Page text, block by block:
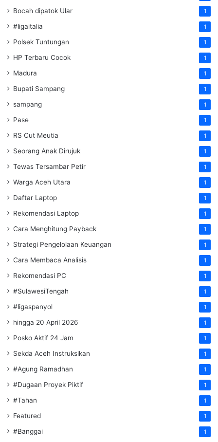
Bocah dipatok Ular 1
#ligaitalia 1
Polsek Tuntungan 1
HP Terbaru Cocok 1
Madura 1
Bupati Sampang 1
sampang 1
Pase 1
RS Cut Meutia 1
Seorang Anak Dirujuk 1
Tewas Tersambar Petir 1
Warga Aceh Utara 1
Daftar Laptop 1
Rekomendasi Laptop 1
Cara Menghitung Payback 1
Strategi Pengelolaan Keuangan 1
Cara Membaca Analisis 1
Rekomendasi PC 1
#SulawesiTengah 1
#ligaspanyol 1
hingga 20 April 2026 1
Posko Aktif 24 Jam 1
Sekda Aceh Instruksikan 1
#Agung Ramadhan 1
#Dugaan Proyek Piktif 1
#Tahan 1
Featured 1
#Banggai 1